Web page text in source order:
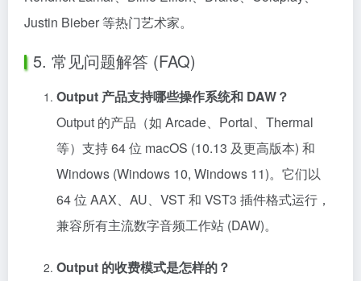
Justin Bieber 等热门艺术家。
5. 常见问题解答 (FAQ)
Output 产品支持哪些操作系统和 DAW？
Output 的产品（如 Arcade、Portal、Thermal
等）支持 64 位 macOS (10.13 及更高版本) 和
Windows (Windows 10, Windows 11)。它们以
64 位 AAX、AU、VST 和 VST3 插件格式运行，
兼容所有主流数字音频工作站 (DAW)。
Output 的收费模式是怎样的？